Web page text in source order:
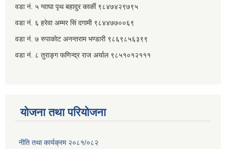
वडा नं. ५ ग्वाघा पृथ बहादुर कार्की ९८४७४२९७९५
वडा नं. ६ हरेवा अम्मर सिं दगामी​ ९८४४७७००६९
वडा नं. ७ ‌‍रुपाकोट अनन्तराम भण्डारी ९८६९८५६३९९
वडा नं. ८ तुराङ्ग फणिन्द्र राज अर्याल ९८५१०१२१११
योजना तथा परियोजना
नीति तथा कार्यक्रम २०८१/०८२